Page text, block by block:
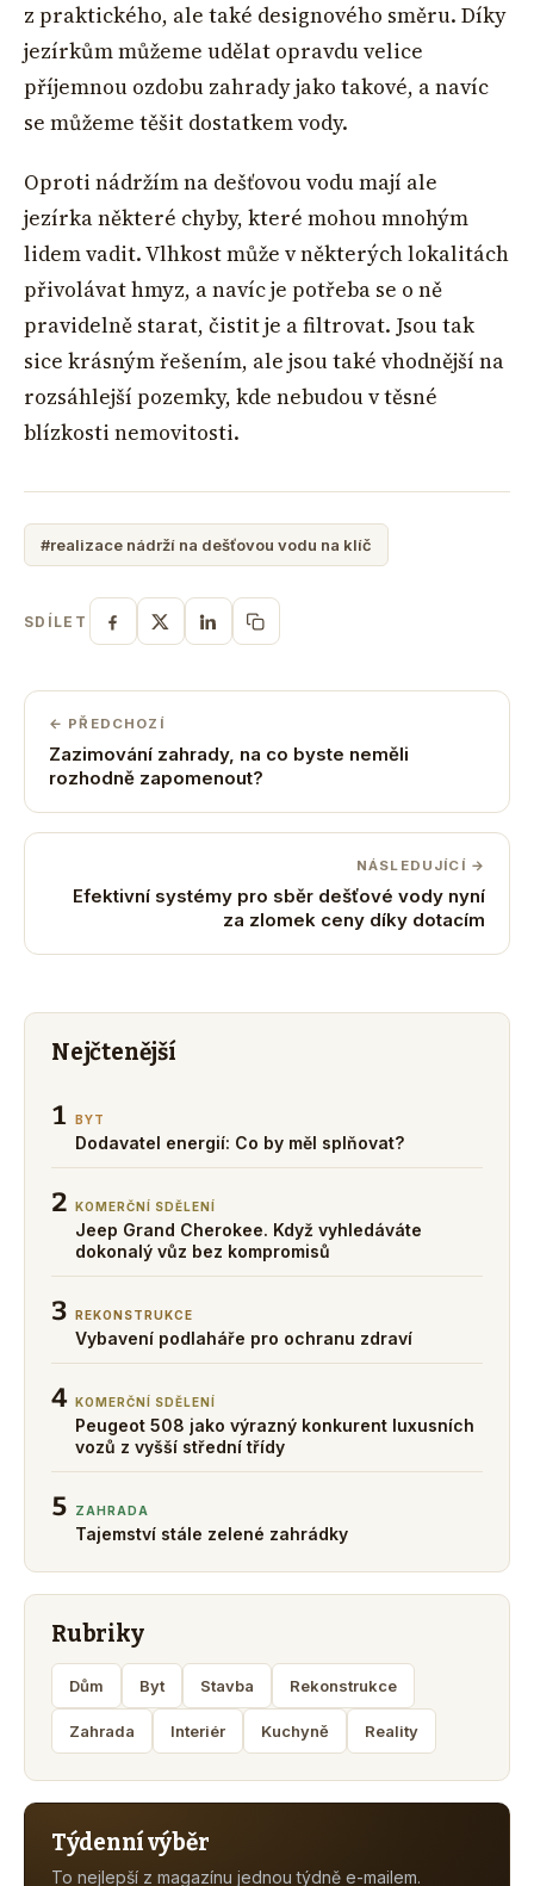
z praktického, ale také designového směru. Díky
jezírkům můžeme udělat opravdu velice
příjemnou ozdobu zahrady jako takové, a navíc
se můžeme těšit dostatkem vody.
Oproti nádržím na dešťovou vodu mají ale
jezírka některé chyby, které mohou mnohým
lidem vadit. Vlhkost může v některých lokalitách
přivolávat hmyz, a navíc je potřeba se o ně
pravidelně starat, čistit je a filtrovat. Jsou tak
sice krásným řešením, ale jsou také vhodnější na
rozsáhlejší pozemky, kde nebudou v těsné
blízkosti nemovitosti.
#realizace nádrží na dešťovou vodu na klíč
SDÍLET
← PŘEDCHOZÍ
Zazimování zahrady, na co byste neměli
rozhodně zapomenout?
NÁSLEDUJÍCÍ →
Efektivní systémy pro sběr dešťové vody nyní
za zlomek ceny díky dotacím
Nejčtenější
1 BYT
Dodavatel energií: Co by měl splňovat?
2 KOMERČNÍ SDĚLENÍ
Jeep Grand Cherokee. Když vyhledáváte
dokonalý vůz bez kompromisů
3 REKONSTRUKCE
Vybavení podlaháře pro ochranu zdraví
4 KOMERČNÍ SDĚLENÍ
Peugeot 508 jako výrazný konkurent luxusních
vozů z vyšší střední třídy
5 ZAHRADA
Tajemství stále zelené zahrádky
Rubriky
Dům Byt Stavba Rekonstrukce
Zahrada Interiér Kuchyně Reality
Týdenní výběr
To nejlepší z magazínu jednou týdně e-mailem.